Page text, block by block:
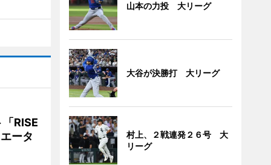
RISE
ータ
山本の力投 大リーグ
大谷が決勝打 大リーグ
村上、２戦連発２６号 大
リーグ